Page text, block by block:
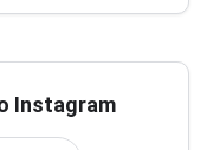
Instagram